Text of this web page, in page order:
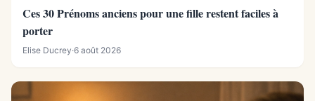
Ces 30 Prénoms anciens pour une fille restent faciles à
porter
Elise Ducrey·6 août 2026